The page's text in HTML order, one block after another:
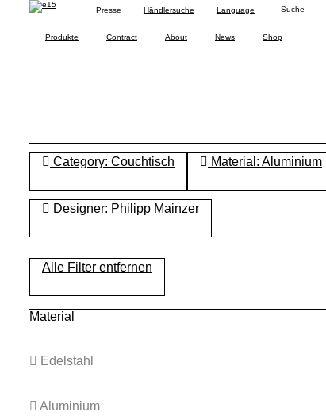
Presse Händlersuche Language
Produkte Contract About News Shop
Category: Couchtisch Material: Aluminium
Designer: Philipp Mainzer
Alle Filter entfernen
Material
Edelstahl
Aluminium